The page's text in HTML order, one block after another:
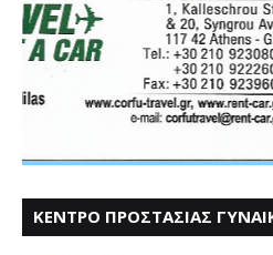
ΚΕΝΤΡΟ ΠΡΟΣΤΑΣΙΑΣ